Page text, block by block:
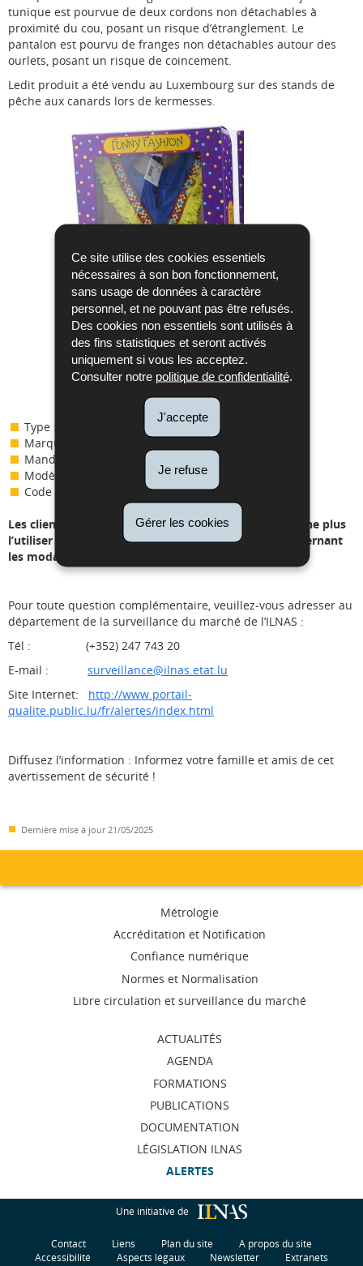
Ce site utilise des cookies essentiels
nécessaires à son bon fonctionnement,
sans usage de données à caractère
personnel, et ne pouvant pas être refusés.
Des cookies non essentiels sont utilisés à
des fins statistiques et seront activés
uniquement si vous les acceptez.
Consulter notre politique de confidentialité.
J'accepte
Je refuse
Gérer les cookies
tunique est pourvue de deux cordons non détachables à
proximité du cou, posant un risque d’étranglement. Le
pantalon est pourvu de franges non détachables autour des
ourlets, posant un risque de coincement.
Ledit produit a été vendu au Luxembourg sur des stands de
pêche aux canards lors de kermesses.
Type :
Déguisement Amérindien
Marque
Mandataire :ESPA N.V.
Modèle / Référence :
18381 / 14007M-FFN
Code EAN :
8712364218381
Les clients en possession de ce produit sont priés de ne plus
l’utiliser et pourront contacter le point de vente concernant
les modalités de rappel.
Pour toute question complémentaire, veuillez-vous adresser au
département de la surveillance du marché de l’ILNAS :
Tél : (+352) 247 743 20
E-mail : surveillance@ilnas.etat.lu
Site Internet: http://www.portail-
qualite.public.lu/fr/alertes/index.html
Diffusez l’information : Informez votre famille et amis de cet
avertissement de sécurité !
Dernière mise à jour21/05/2025
navigation
Métrologie
Accréditation et Notification
Confiance numérique
Normes et Normalisation
Libre circulation et surveillance du marché
ACTUALITÉS
AGENDA
FORMATIONS
PUBLICATIONS
DOCUMENTATION
LÉGISLATION ILNAS
ALERTES
Une initiative de
Contact Liens Plan du site
A propos du site
Accessibilité
Aspects légaux Newsletter Extranets